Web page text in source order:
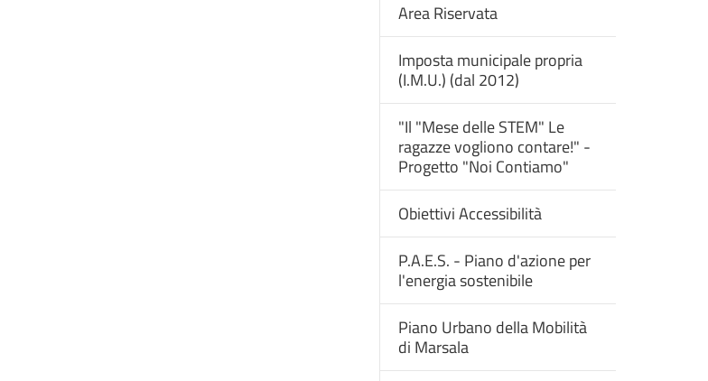
Area Riservata
Imposta municipale propria
(I.M.U.) (dal 2012)
"Il "Mese delle STEM" Le
ragazze vogliono contare!" -
Progetto "Noi Contiamo"
Obiettivi Accessibilità
P.A.E.S. - Piano d'azione per
l'energia sostenibile
Piano Urbano della Mobilità
di Marsala